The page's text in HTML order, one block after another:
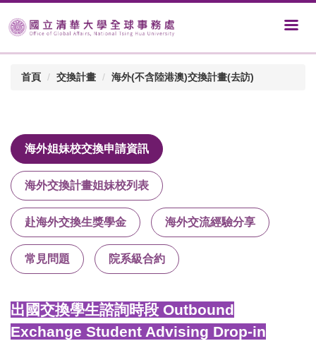
首頁 交換計畫 海外(不含陸港澳)交換計畫(去訪)
海外姐妹校交換申請資訊
海外交換計畫姐妹校列表
赴海外交換生獎學金 海外交流經驗分享
常見問題 院系級合約
出國交換學生諮詢時段 Outbound
Exchange Student Advising Drop-in